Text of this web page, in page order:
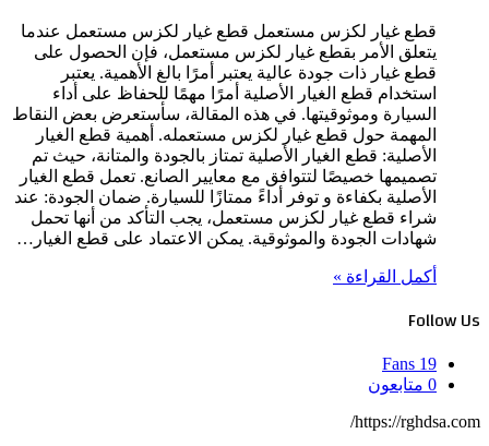
قطع غيار لكزس مستعمل قطع غيار لكزس مستعمل عندما
يتعلق الأمر بقطع غيار لكزس مستعمل، فإن الحصول على
قطع غيار ذات جودة عالية يعتبر أمرًا بالغ الأهمية. يعتبر
استخدام قطع الغيار الأصلية أمرًا مهمًا للحفاظ على أداء
السيارة وموثوقيتها. في هذه المقالة، سأستعرض بعض النقاط
المهمة حول قطع غيار لكزس مستعمله. أهمية قطع الغيار
الأصلية: قطع الغيار الأصلية تمتاز بالجودة والمتانة، حيث تم
تصميمها خصيصًا لتتوافق مع معايير الصانع. تعمل قطع الغيار
الأصلية بكفاءة و توفر أداءً ممتازًا للسيارة. ضمان الجودة: عند
شراء قطع غيار لكزس مستعمل، يجب التأكد من أنها تحمل
شهادات الجودة والموثوقية. يمكن الاعتماد على قطع الغيار…
أكمل القراءة »
Follow Us
19
Fans
0 متابعون
https://rghdsa.com/